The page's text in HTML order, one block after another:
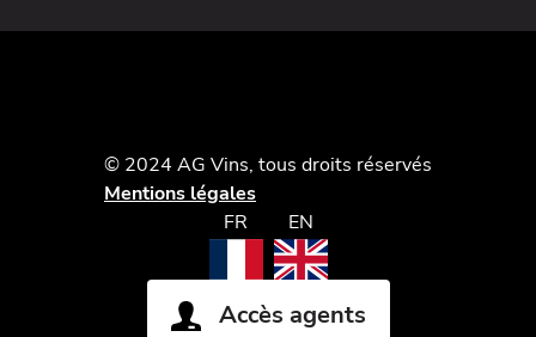
© 2024 AG Vins, tous droits réservés
Mentions légales
FR
EN
Accès agents